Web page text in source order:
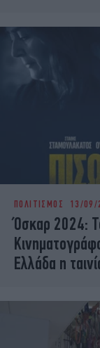
ΠΟΛΙΤΙΣΜΟΣ 13/
Όσκαρ 2024:
Ελλάδα η